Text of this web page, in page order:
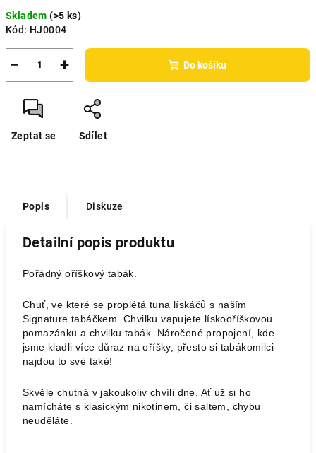
cena:
Skladem(>5 ks)
Kód: HJ0004
+
− Do košíku
Zeptat se Sdílet
Popis Diskuze
Detailní popis produktu
Pořádný oříškový tabák.
Chuť, ve které se proplétá tuna lískáčů s naším
Signature tabáčkem. Chvilku vapujete lískooříškovou
pomazánku a chvilku tabák. Náročené propojení, kde
jsme kladli více důraz na oříšky, přesto si tabákomilci
najdou to své také!
Skvěle chutná v jakoukoliv chvíli dne. Ať už si ho
namícháte s klasickým nikotinem, či saltem, chybu
neuděláte.